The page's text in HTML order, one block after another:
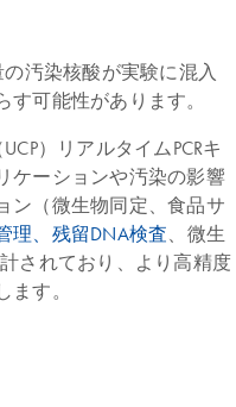
汚染核酸が実験に混入
可能性があります。
）リアルタイムPCRキ
ケーションや汚染の影響
ン（微生物同定、食品サ
理、残留DNA検査、微生
されており、より高精度
す。